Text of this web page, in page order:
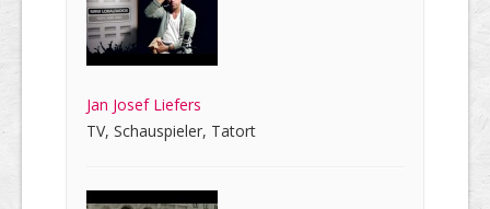
Jan Josef Liefers
TV, Schauspieler, Tatort